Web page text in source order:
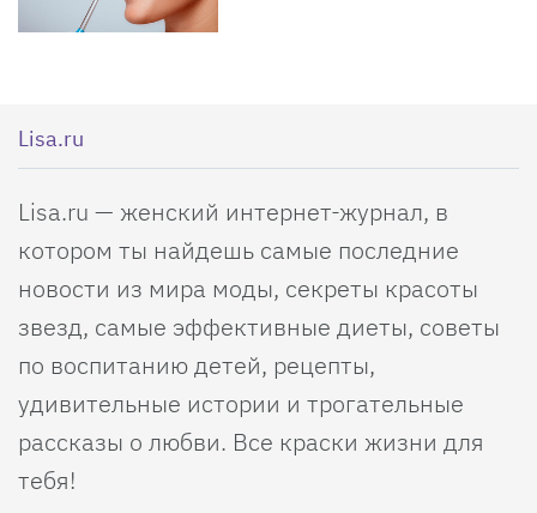
Lisa.ru
Lisa.ru — женский интернет-журнал, в
котором ты найдешь самые последние
новости из мира моды, секреты красоты
звезд, самые эффективные диеты, советы
по воспитанию детей, рецепты,
удивительные истории и трогательные
рассказы о любви. Все краски жизни для
тебя!